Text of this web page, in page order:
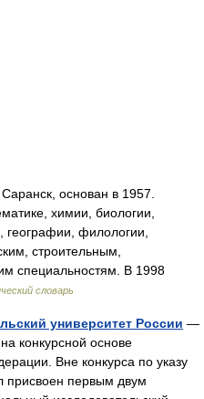
основан в 1957.
химии, биологии,
географии, филологии,
строительным,
специальностям. В 1998
словарь
университет России —
конкурсной основе
Вне конкурса по указу
присвоен первым двум